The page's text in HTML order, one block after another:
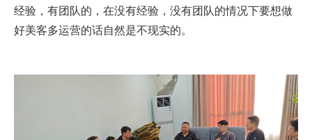
经验，有团队的，在没有经验，没有团队的情况下要想做
好美客多运营的话自然是不现实的。